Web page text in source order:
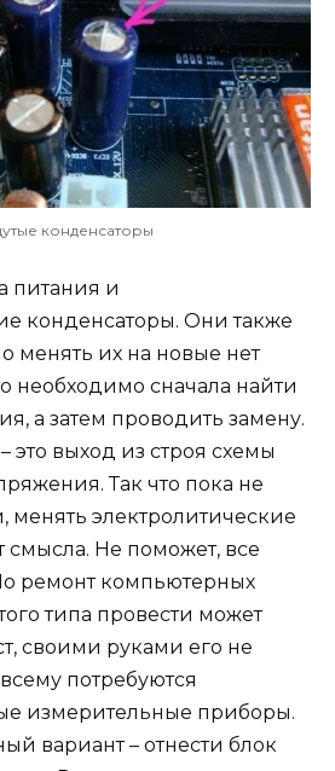
конденсаторы
питания и
конденсаторы. Они также
менять их на новые нет
необходимо сначала найти
а затем проводить замену.
выход из строя схемы
Так что пока не
менять электролитические
смысла. Не поможет, все
ремонт компьютерных
типа провести может
своими руками его не
потребуются
измерительные приборы.
вариант – отнести блок